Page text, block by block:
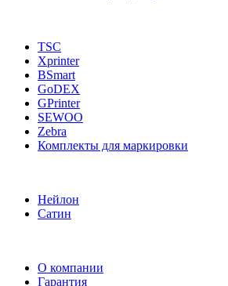
TSC
Xprinter
BSmart
GoDEX
GPrinter
SEWOO
Zebra
Комплекты для маркировки
Нейлон
Сатин
О компании
Гарантия